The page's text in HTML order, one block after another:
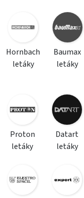
Hornbach
letáky
Baumax
letáky
Proton
letáky
Datart
letáky